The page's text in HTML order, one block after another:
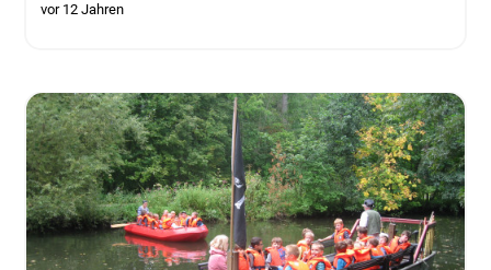
vor 12 Jahren